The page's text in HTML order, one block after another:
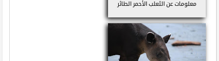
معلومات عن الثعلب الأحمر الطائر